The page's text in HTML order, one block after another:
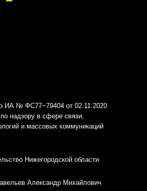
ИА № ФС77−79404 от 02.11.2020
надзору в сфере связи,
и массовых коммуникаций
Нижегородской области
Александр Михайлович